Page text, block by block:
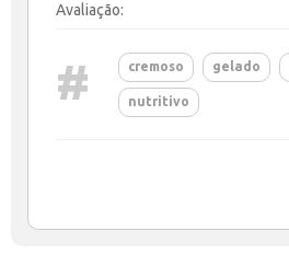
Avaliação:
# cremoso gelado
nutritivo